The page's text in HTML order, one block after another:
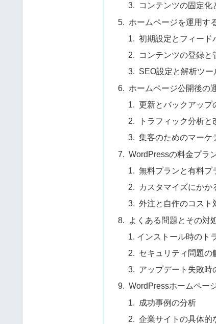
コンテンツの固定化
ホームページを運用す
初期設定とフィード
コンテンツの登録と
SEO設定と解析ツー
ホームページ公開後の
更新とバックアップ
トラフィック分析と
集客のためのマーケ
WordPressの料金プラ
無料プランと有料プ
カスタマイズにかか
外注と自作のコスト
よくある問題とその対
インストール時のト
セキュリティ問題の
アップデート失敗時
WordPressホームペー
成功事例の分析
企業サイトの具体的